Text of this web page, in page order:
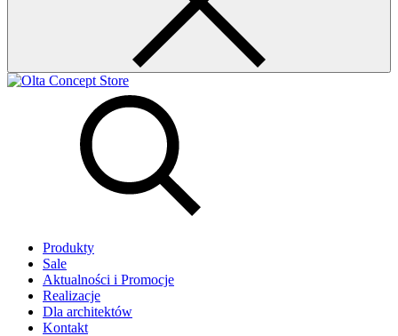
Produkty
Sale
Aktualności i Promocje
Realizacje
Dla architektów
Kontakt